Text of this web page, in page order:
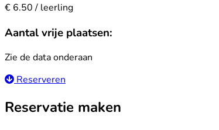
€ 6.50 / leerling
Aantal vrije plaatsen:
Zie de data onderaan
Reserveren
Reservatie maken